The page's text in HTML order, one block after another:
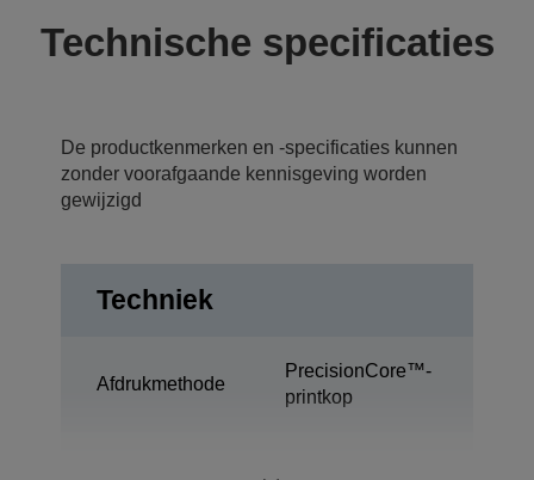
Technische specificaties
De productkenmerken en -specificaties kunnen
zonder voorafgaande kennisgeving worden
gewijzigd
Techniek
Afdrukmethode
PrecisionCore™-
printkop